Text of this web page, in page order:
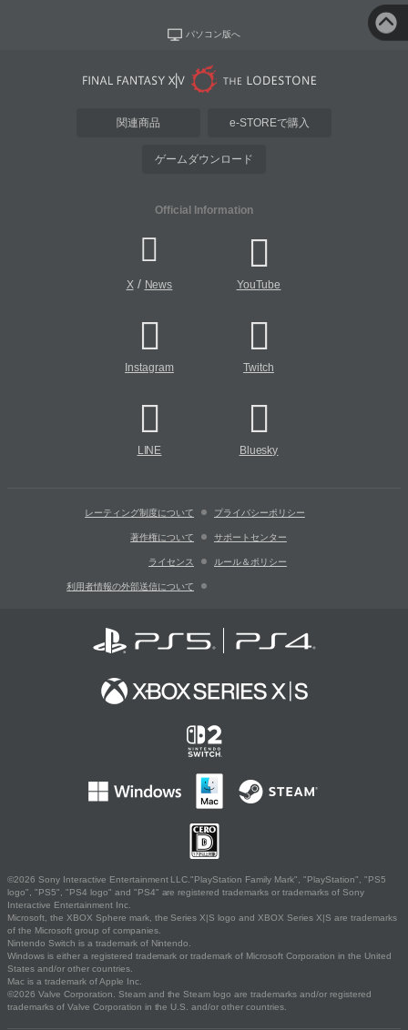
パソコン版へ
関連商品 e-STOREで購入
ゲームダウンロード
Official Information
X/ News YouTube
Instagram Twitch
LINE Bluesky
レーティング制度について プライバシーポリシー
著作権について サポートセンター
ライセンス ルール＆ポリシー
利用者情報の外部送信について
©2026 Sony Interactive Entertainment LLC."PlayStation Family Mark", "PlayStation", "PS5
logo", "PS5", "PS4 logo" and "PS4" are registered trademarks or trademarks of Sony
Interactive Entertainment Inc.
Microsoft, the XBOX Sphere mark, the Series X|S logo and XBOX Series X|S are trademarks
of the Microsoft group of companies.
Nintendo Switch is a trademark of Nintendo.
Windows is either a registered trademark or trademark of Microsoft Corporation in the United
States and/or other countries.
Mac is a trademark of Apple Inc.
©2026 Valve Corporation. Steam and the Steam logo are trademarks and/or registered
trademarks of Valve Corporation in the U.S. and/or other countries.